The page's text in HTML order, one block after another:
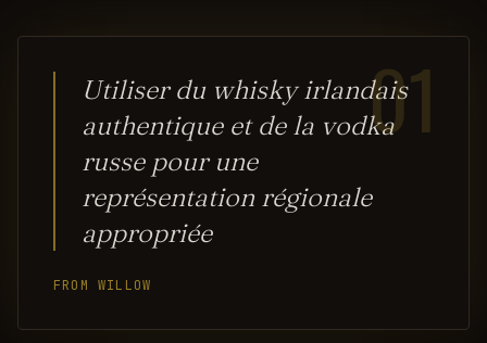
01
Utiliser du whisky irlandais
authentique et de la vodka
russe pour une
représentation régionale
appropriée
FROM WILLOW